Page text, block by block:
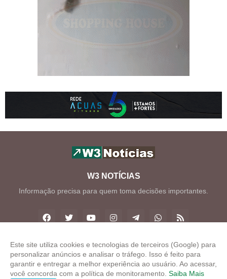
W3 NOTÍCIAS
Informação precisa para quem toma decisões importantes.
Copyright ©2026W3 Notícias
INÍCIO SOBRE CONTATO LGPD EXPEDIENTE
Este site utiliza cookies e tecnologias de terceiros (Google) para
personalizar anúncios e analisar o tráfego. Isso é feito para
garantir e entregar a melhor experiência ao usuário. Ao acessar,
você concorda com a política de monitoramento. Saiba Mais